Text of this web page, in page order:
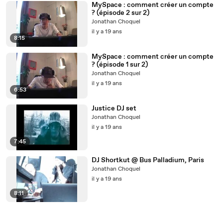
8:15
MySpace : comment créer un compte
? (épisode 2 sur 2)
Jonathan Choquel
il y a 19 ans
6:53
MySpace : comment créer un compte
? (épisode 1 sur 2)
Jonathan Choquel
il y a 19 ans
7:45
Justice DJ set
Jonathan Choquel
il y a 19 ans
8:11
DJ Shortkut @ Bus Palladium, Paris
Jonathan Choquel
il y a 19 ans